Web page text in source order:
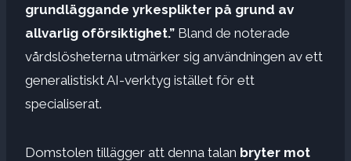
grundläggande yrkesplikter på grund av
allvarlig oförsiktighet.” Bland de noterade
vårdslösheterna utmärker sig användningen av ett
generalistiskt AI-verktyg istället för ett
specialiserat.
Domstolen tillägger att denna talan bryter mot